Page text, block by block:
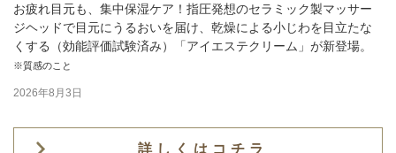
お疲れ目元も、集中保湿ケア！指圧発想のセラミック製マッサー
ジヘッドで目元にうるおいを届け、乾燥による小じわを目立たな
くする（効能評価試験済み）「アイエステクリーム」が新登場。
※質感のこと
2026年8月3日
詳しくはコチラ